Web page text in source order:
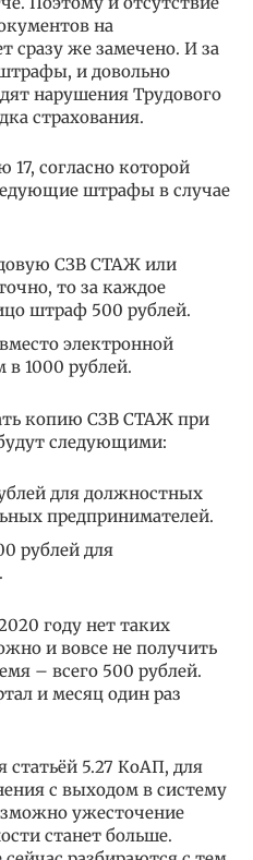
на
сразу же замечено. И за
и довольно
нарушения Трудового
страхования.
17, согласно которой
штрафы в случае
СЗВ СТАЖ или
то за каждое
штраф 500 рублей.
электронной
1000 рублей.
копию СЗВ СТАЖ при
следующими:
для должностных
предпринимателей.
рублей для
году нет таких
и вовсе не получить
– всего 500 рублей.
и месяц один раз
статьёй 5.27 КоАП, для
с выходом в систему
ужесточение
станет больше.